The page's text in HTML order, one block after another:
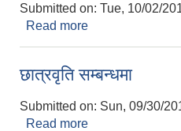
Submitted on: Tue, 10/02/
Read more
छात्रवृति सम्बन्धमा
Submitted on: Sun, 09/30/
Read more